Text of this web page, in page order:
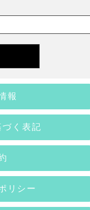
報
く表記
リシー